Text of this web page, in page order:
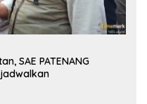
SAE PATENANG